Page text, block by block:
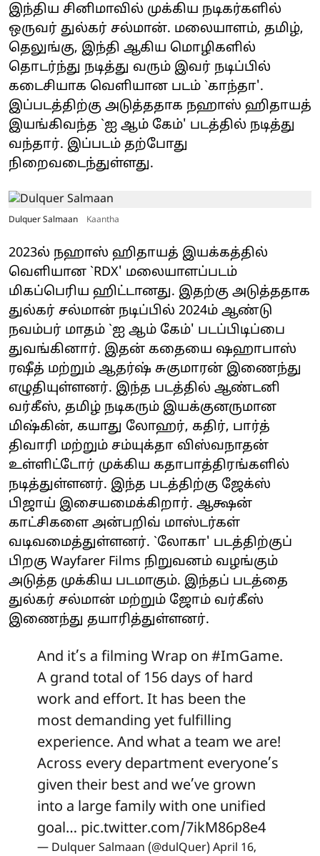
இந்திய சினிமாவில் முக்கிய நடிகர்களில்
ஒருவர் துல்கர் சல்மான். மலையாளம், தமிழ்,
தெலுங்கு, இந்தி ஆகிய மொழிகளில்
தொடர்ந்து நடித்து வரும் இவர் நடிப்பில்
கடைசியாக வெளியான படம் `காந்தா'.
இப்படத்திற்கு அடுத்ததாக நஹாஸ் ஹிதாயத்
இயங்கிவந்த `ஐ ஆம் கேம்' படத்தில் நடித்து
வந்தார். இப்படம் தற்போது
நிறைவடைந்துள்ளது.
Dulquer Salmaan Kaantha
2023ல் நஹாஸ் ஹிதாயத் இயக்கத்தில்
வெளியான `RDX' மலையாளப்படம்
மிகப்பெரிய ஹிட்டானது. இதற்கு அடுத்ததாக
துல்கர் சல்மான் நடிப்பில் 2024ம் ஆண்டு
நவம்பர் மாதம் `ஐ ஆம் கேம்' படப்பிடிப்பை
துவங்கினார். இதன் கதையை ஷஹாபாஸ்
ரஷீத் மற்றும் ஆதர்ஷ் சுகுமாரன் இணைந்து
எழுதியுள்ளனர். இந்த படத்தில் ஆண்டனி
வர்கீஸ், தமிழ் நடிகரும் இயக்குனருமான
மிஷ்கின், கயாது லோஹர், கதிர், பார்த்
திவாரி மற்றும் சம்யுக்தா விஸ்வநாதன்
உள்ளிட்டோர் முக்கிய கதாபாத்திரங்களில்
நடித்துள்ளனர். இந்த படத்திற்கு ஜேக்ஸ்
பிஜாய் இசையமைக்கிறார். ஆக்ஷன்
காட்சிகளை அன்பறிவ் மாஸ்டர்கள்
வடிவமைத்துள்ளனர். `லோகா' படத்திற்குப்
பிறகு Wayfarer Films நிறுவனம் வழங்கும்
அடுத்த முக்கிய படமாகும். இந்தப் படத்தை
துல்கர் சல்மான் மற்றும் ஜோம் வர்கீஸ்
இணைந்து தயாரித்துள்ளனர்.
And it’s a filming Wrap on #ImGame.
A grand total of 156 days of hard
work and effort. It has been the
most demanding yet fulfilling
experience. And what a team we are!
Across every department everyone’s
given their best and we’ve grown
into a large family with one unified
goal… pic.twitter.com/7ikM86p8e4
— Dulquer Salmaan (@dulQuer) April 16,